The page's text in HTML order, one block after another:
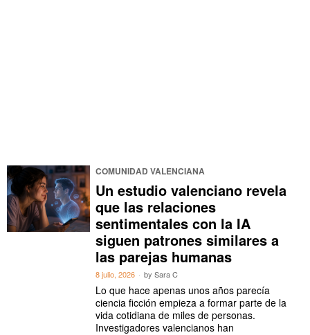
COMUNIDAD VALENCIANA
Un estudio valenciano revela
que las relaciones
sentimentales con la IA
siguen patrones similares a
las parejas humanas
8 julio, 2026 bySara C
Lo que hace apenas unos años parecía
ciencia ficción empieza a formar parte de la
vida cotidiana de miles de personas.
Investigadores valencianos han